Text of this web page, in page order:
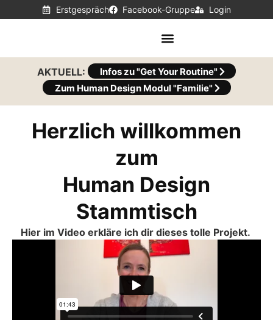
Erstgespräch Facebook-Gruppe Login
AKTUELL:
Infos zu "Get Your Routine"
Zum Human Design Modul "Familie"
Herzlich willkommen
zum
Human Design
Stammtisch
Hier im Video erkläre ich dir dieses tolle Projekt.